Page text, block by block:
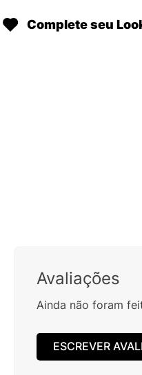
Complete seu
Avaliações
Ainda não foram
ESCREVER